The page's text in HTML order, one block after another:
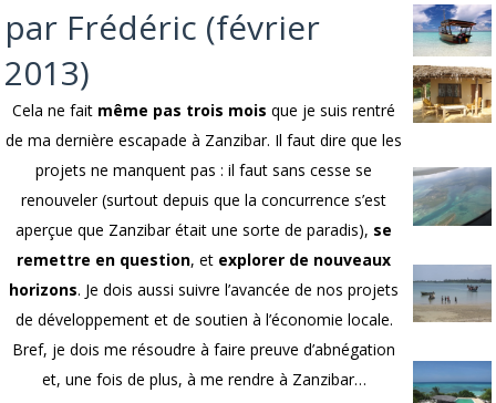
par Frédéric (février
2013)
Cela ne fait même pas trois mois que je suis rentré
de ma dernière escapade à Zanzibar. Il faut dire que les
projets ne manquent pas : il faut sans cesse se
renouveler (surtout depuis que la concurrence s’est
aperçue que Zanzibar était une sorte de paradis), se
remettre en question, et explorer de nouveaux
horizons. Je dois aussi suivre l’avancée de nos projets
de développement et de soutien à l’économie locale.
Bref, je dois me résoudre à faire preuve d’abnégation
et, une fois de plus, à me rendre à Zanzibar…